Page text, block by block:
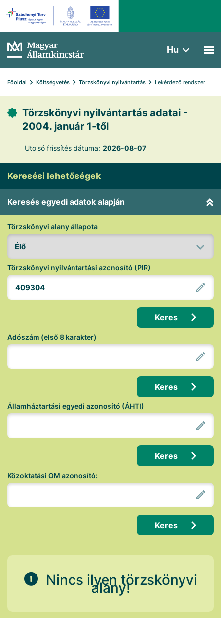
Hu
Főoldal Költségvetés Törzskönyvi nyilvántartás Lekérdező rendszer
Törzskönyvi nyilvántartás adatai -
2004. január 1-től
Utolsó frissítés dátuma: 2026-08-07
Keresési lehetőségek
Keresés egyedi adatok alapján
Törzskönyvi alany állapota
Törzskönyvi nyilvántartási azonosító (PIR)
Keres
Adószám (első 8 karakter)
Keres
Államháztartási egyedi azonosító (ÁHTI)
Keres
Közoktatási OM azonosító:
Keres
Nincs ilyen törzskönyvi
alany!